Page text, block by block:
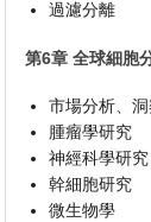
過濾分離
第6章 全球細胞
市場分析、洞
腫瘤學研究
神經科學研究
幹細胞研究
微生物學